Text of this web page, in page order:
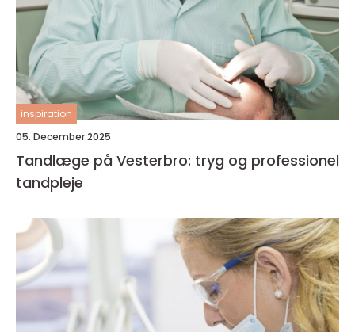
inspiration
05. December 2025
Tandlæge på Vesterbro: tryg og professionel
tandpleje